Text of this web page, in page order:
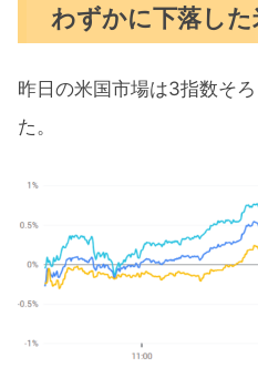
わずかに下落し
昨日の米国市場は3指数そ
た。